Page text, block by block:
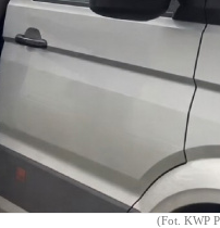
(Fot. KWP